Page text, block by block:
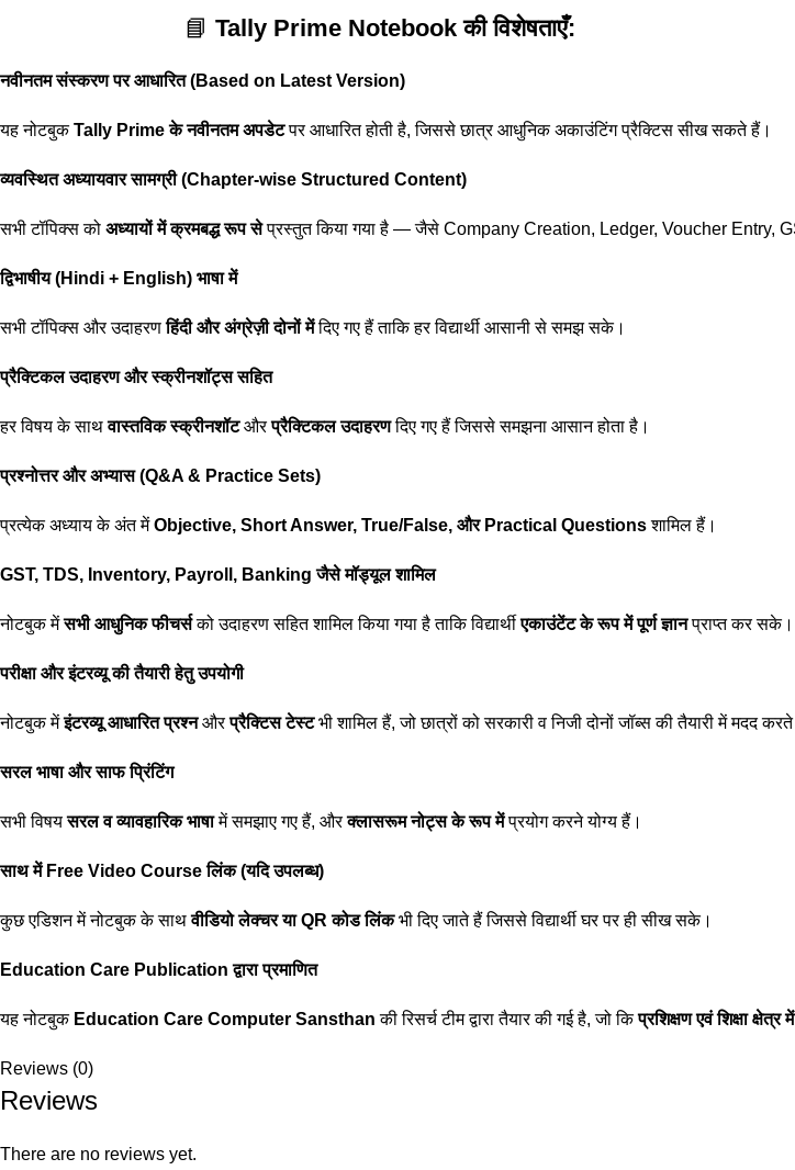
📘 Tally Prime Notebook की विशेषताएँ:
नवीनतम संस्करण पर आधारित (Based on Latest Version)
यह नोटबुकTally Prime के नवीनतम अपडेटपर आधारित होती है, जिससे छात्र आधुनिक अकाउंटिंग प्रैक्टिस सीख सकते हैं।
व्यवस्थित अध्यायवार सामग्री (Chapter-wise Structured Content)
सभी टॉपिक्स को अध्यायों में क्रमबद्ध रूप सेप्रस्तुत किया गया है — जैसे Company Creation, Ledger, Voucher Entry,
द्विभाषीय (Hindi + English) भाषा में
सभी टॉपिक्स और उदाहरणहिंदी और अंग्रेज़ी दोनों मेंदिए गए हैं ताकि हर विद्यार्थी आसानी से समझ सके।
प्रैक्टिकल उदाहरण और स्क्रीनशॉट्स सहित
हर विषय के साथवास्तविक स्क्रीनशॉटऔरप्रैक्टिकल उदाहरणदिए गए हैं जिससे समझना आसान होता है।
प्रश्नोत्तर और अभ्यास (Q&A & Practice Sets)
प्रत्येक अध्याय के अंत मेंObjective, Short Answer, True/False, और Practical Questionsशामिल हैं।
GST, TDS, Inventory, Payroll, Banking जैसे मॉड्यूल शामिल
नोटबुक मेंसभी आधुनिक फीचर्सको उदाहरण सहित शामिल किया गया है ताकि विद्यार्थीएकाउंटेंट के रूप में पूर्ण ज्ञानप्राप्त कर सके।
परीक्षा और इंटरव्यू की तैयारी हेतु उपयोगी
नोटबुक मेंइंटरव्यू आधारित प्रश्नऔरप्रैक्टिस टेस्टभी शामिल हैं, जो छात्रों को सरकारी व निजी दोनों जॉब्स की तैयारी में मदद
सरल भाषा और साफ प्रिंटिंग
सभी विषयसरल व व्यावहारिक भाषामें समझाए गए हैं, औरक्लासरूम नोट्स के रूप मेंप्रयोग करने योग्य हैं।
साथ में Free Video Course लिंक (यदि उपलब्ध)
कुछ एडिशन में नोटबुक के साथवीडियो लेक्चर या QR कोड लिंकभी दिए जाते हैं जिससे विद्यार्थी घर पर ही सीख सके।
Education Care Publication द्वारा प्रमाणित
यह नोटबुक Education Care Computer Sansthan की रिसर्च टीम द्वारा तैयार की गई है, जो किप्रशिक्षण एवं शिक्षा क्षेत्र
Reviews (0)
Reviews
There are no reviews yet.